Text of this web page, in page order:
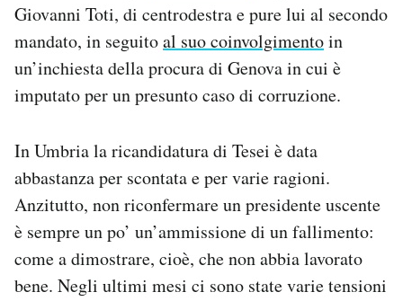
Giovanni Toti, di centrodestra e pure lui al secondo
mandato, in seguitoal suo coinvolgimentoin
un’inchiesta della procura di Genova in cui è
imputato per un presunto caso di corruzione.
In Umbria la ricandidatura di Tesei è data
abbastanza per scontata e per varie ragioni.
Anzitutto, non riconfermare un presidente uscente
è sempre un po’ un’ammissione di un fallimento:
come a dimostrare, cioè, che non abbia lavorato
bene. Negli ultimi mesi ci sono state varie tensioni